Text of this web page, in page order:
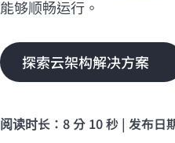
能够顺畅运行。
探索云架构解决方案
阅读时长：8 分 10 秒 | 发布日